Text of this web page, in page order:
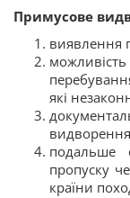
Примусове
виявлення
які
видворення
подальше
пропуску
країни